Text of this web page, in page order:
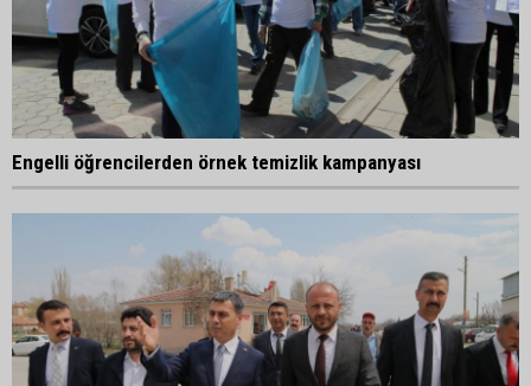
Engelli öğrencilerden örnek temizlik kampanyası